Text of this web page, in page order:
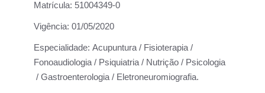
Matrícula: 51004349-0
Vigência: 01/05/2020
Especialidade: Acupuntura / Fisioterapia /
Fonoaudiologia / Psiquiatria / Nutrição / Psicologia
/ Gastroenterologia / Eletroneuromiografia.